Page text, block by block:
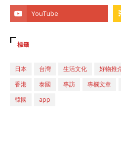
標籤
日本 台灣 生活文化 好物推
香港
泰國 專訪 專欄文章
韓國
app